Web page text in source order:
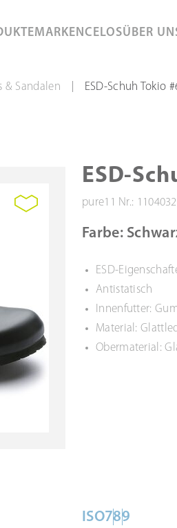
MARKENCELOSÜBER
& Sandalen ESD-Schuh Tokio
ESD-
pure11 Nr.:
Farbe:
ESD-
Antistatisch
Innenfutter:
Material:
Obermaterial:
ISO789